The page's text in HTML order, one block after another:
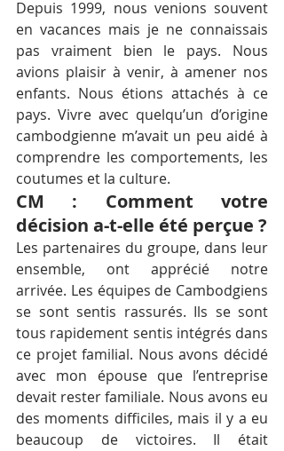
Depuis 1999, nous venions souvent
en vacances mais je ne connaissais
pas vraiment bien le pays. Nous
avions plaisir à venir, à amener nos
enfants. Nous étions attachés à ce
pays. Vivre avec quelqu’un d’origine
cambodgienne m’avait un peu aidé à
comprendre les comportements, les
coutumes et la culture.
CM : Comment votre
décision a-t-elle été perçue ?
Les partenaires du groupe, dans leur
ensemble, ont apprécié notre
arrivée. Les équipes de Cambodgiens
se sont sentis rassurés. Ils se sont
tous rapidement sentis intégrés dans
ce projet familial. Nous avons décidé
avec mon épouse que l’entreprise
devait rester familiale. Nous avons eu
des moments difficiles, mais il y a eu
beaucoup de victoires. Il était